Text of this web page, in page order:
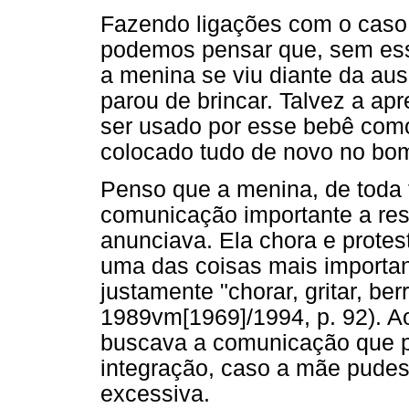
Fazendo ligações com o
podemos pensar que, sem
a menina se viu diante da
parou de brincar. Talvez a
ser usado por esse bebê
colocado tudo de novo no
Penso que a menina, de
comunicação importante a
anunciava. Ela chora e
uma das coisas mais
justamente "chorar, gritar,
1989vm[1969]/1994, p. 92).
buscava a comunicação que
integração, caso a mãe
excessiva.